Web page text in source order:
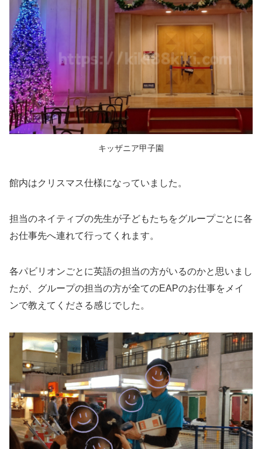
キッザニア甲子園
館内はクリスマス仕様になっていました。
担当のネイティブの先生が子どもたちをグループごとに各
お仕事先へ連れて行ってくれます。
各パビリオンごとに英語の担当の方がいるのかと思いまし
たが、グループの担当の方が全てのEAPのお仕事をメイ
ンで教えてくださる感じでした。